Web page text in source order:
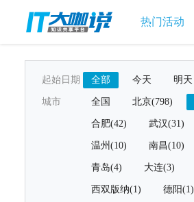
热门活动
起始日期 全部 今天 明天
城市 全国 北京(798)
合肥(42) 武汉(31)
温州(10) 南昌(10)
青岛(4) 大连(3)
西双版纳(1) 德阳(1)